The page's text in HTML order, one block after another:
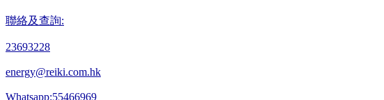
聯絡及查詢:
23693228
energy@reiki.com.hk
Whatsapp:55466969